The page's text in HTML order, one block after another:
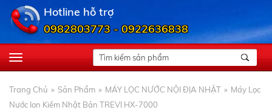
Hotline hỗ trợ
0982803773 - 0922636838
Trang Chủ Sản Phẩm MÁY LỌC NƯỚC NỘI ĐỊA NHẬT
Máy Lọc
Nước Ion Kiềm Nhật Bản TREVI HX-7000